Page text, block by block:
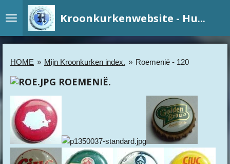
direct
naar
hoofdinhoud
Kroonkurkenwebsite - Hundry
HOME » Mijn Kroonkurken index. » Roemenië - 120
ROEMENIË.